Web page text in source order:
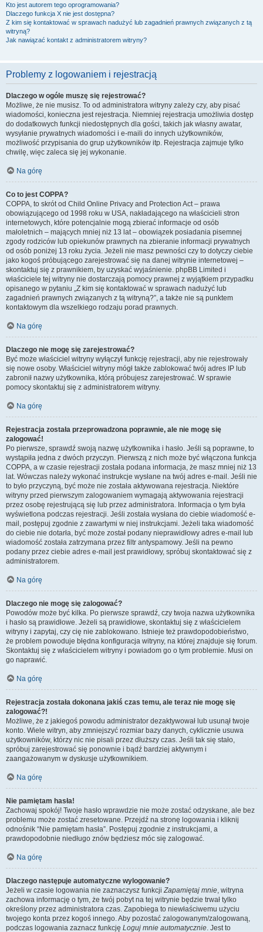
Kto jest autorem tego oprogramowania?
Dlaczego funkcja X nie jest dostępna?
Z kim się kontaktować w sprawach nadużyć lub zagadnień prawnych związanych z tą
witryną?
Jak nawiązać kontakt z administratorem witryny?
Problemy z logowaniem i rejestracją
Dlaczego w ogóle muszę się rejestrować?
Możliwe, że nie musisz. To od administratora witryny zależy czy, aby pisać
wiadomości, konieczna jest rejestracja. Niemniej rejestracja umożliwia dostęp
do dodatkowych funkcji niedostępnych dla gości, takich jak własny awatar,
wysyłanie prywatnych wiadomości i e-maili do innych użytkowników,
możliwość przypisania do grup użytkowników itp. Rejestracja zajmuje tylko
chwilę, więc zaleca się jej wykonanie.
Na górę
Co to jest COPPA?
COPPA, to skrót od Child Online Privacy and Protection Act – prawa
obowiązującego od 1998 roku w USA, nakładającego na właścicieli stron
internetowych, które potencjalnie mogą zbierać informacje od osób
małoletnich – mających mniej niż 13 lat – obowiązek posiadania pisemnej
zgody rodziców lub opiekunów prawnych na zbieranie informacji prywatnych
od osób poniżej 13 roku życia. Jeżeli nie masz pewności czy to dotyczy ciebie
jako kogoś próbującego zarejestrować się na danej witrynie internetowej –
skontaktuj się z prawnikiem, by uzyskać wyjaśnienie. phpBB Limited i
właściciele tej witryny nie dostarczają pomocy prawnej z wyjątkiem przypadku
opisanego w pytaniu „Z kim się kontaktować w sprawach nadużyć lub
zagadnień prawnych związanych z tą witryną?”, a także nie są punktem
kontaktowym dla wszelkiego rodzaju porad prawnych.
Na górę
Dlaczego nie mogę się zarejestrować?
Być może właściciel witryny wyłączył funkcję rejestracji, aby nie rejestrowały
się nowe osoby. Właściciel witryny mógł także zablokować twój adres IP lub
zabronił nazwy użytkownika, którą próbujesz zarejestrować. W sprawie
pomocy skontaktuj się z administratorem witryny.
Na górę
Rejestracja została przeprowadzona poprawnie, ale nie mogę się
zalogować!
Po pierwsze, sprawdź swoją nazwę użytkownika i hasło. Jeśli są poprawne, to
wystąpiła jedna z dwóch przyczyn. Pierwszą z nich może być włączona funkcja
COPPA, a w czasie rejestracji została podana informacja, że masz mniej niż 13
lat. Wówczas należy wykonać instrukcje wysłane na twój adres e-mail. Jeśli nie
to było przyczyną, być może nie została aktywowana rejestracja. Niektóre
witryny przed pierwszym zalogowaniem wymagają aktywowania rejestracji
przez osobę rejestrującą się lub przez administratora. Informacja o tym była
wyświetlona podczas rejestracji. Jeśli została wysłana do ciebie wiadomość e-
mail, postępuj zgodnie z zawartymi w niej instrukcjami. Jeżeli taka wiadomość
do ciebie nie dotarła, być może został podany nieprawidłowy adres e-mail lub
wiadomość została zatrzymana przez filtr antyspamowy. Jeśli na pewno
podany przez ciebie adres e-mail jest prawidłowy, spróbuj skontaktować się z
administratorem.
Na górę
Dlaczego nie mogę się zalogować?
Powodów może być kilka. Po pierwsze sprawdź, czy twoja nazwa użytkownika
i hasło są prawidłowe. Jeżeli są prawidłowe, skontaktuj się z właścicielem
witryny i zapytaj, czy cię nie zablokowano. Istnieje też prawdopodobieństwo,
że problem powoduje błędna konfiguracja witryny, na której znajduje się forum.
Skontaktuj się z właścicielem witryny i powiadom go o tym problemie. Musi on
go naprawić.
Na górę
Rejestracja została dokonana jakiś czas temu, ale teraz nie mogę się
zalogować?!
Możliwe, że z jakiegoś powodu administrator dezaktywował lub usunął twoje
konto. Wiele witryn, aby zmniejszyć rozmiar bazy danych, cyklicznie usuwa
użytkowników, którzy nic nie pisali przez dłuższy czas. Jeśli tak się stało,
spróbuj zarejestrować się ponownie i bądź bardziej aktywnym i
zaangażowanym w dyskusje użytkownikiem.
Na górę
Nie pamiętam hasła!
Zachowaj spokój! Twoje hasło wprawdzie nie może zostać odzyskane, ale bez
problemu może zostać zresetowane. Przejdź na stronę logowania i kliknij
odnośnik “Nie pamiętam hasła”. Postępuj zgodnie z instrukcjami, a
prawdopodobnie niedługo znów będziesz móc się zalogować.
Na górę
Dlaczego następuje automatyczne wylogowanie?
Jeżeli w czasie logowania nie zaznaczysz funkcjiZapamiętaj mnie, witryna
zachowa informację o tym, że twój pobyt na tej witrynie będzie trwał tylko
określony przez administratora czas. Zapobiega to niewłaściwemu użyciu
twojego konta przez kogoś innego. Aby pozostać zalogowanym/zalogowaną,
podczas logowania zaznacz funkcję Loguj mnie automatycznie. Jest to